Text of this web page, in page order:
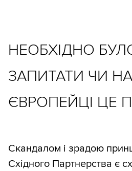
НЕОБХІДНО
ЗАПИТАТИ ЧИ
ЄВРОПЕЙЦІ ЦЕ
Скандалом і зрадою
Східного Партнерства є